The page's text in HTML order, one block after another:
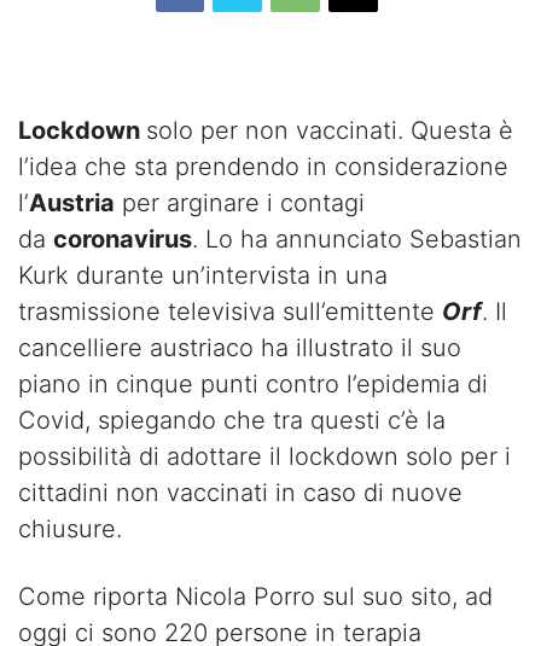
Lockdown solo per non vaccinati. Questa è
l’idea che sta prendendo in considerazione
l’Austria per arginare i contagi
da coronavirus. Lo ha annunciato Sebastian
Kurk durante un’intervista in una
trasmissione televisiva sull’emittente Orf. Il
cancelliere austriaco ha illustrato il suo
piano in cinque punti contro l’epidemia di
Covid, spiegando che tra questi c’è la
possibilità di adottare il lockdown solo per i
cittadini non vaccinati in caso di nuove
chiusure.
Come riporta Nicola Porro sul suo sito, ad
oggi ci sono 220 persone in terapia